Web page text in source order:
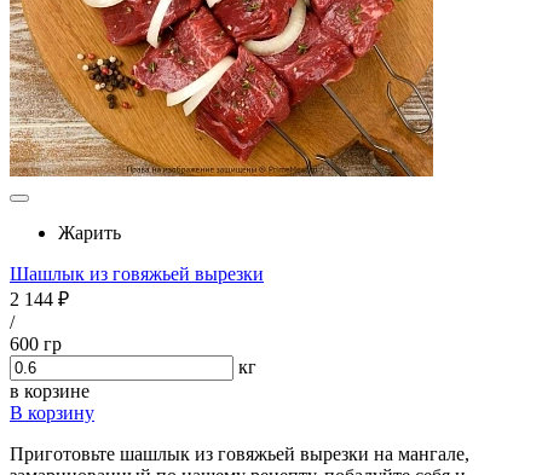
Жарить
Шашлык из говяжьей вырезки
2 144 ₽
/
600 гр
кг
в корзине
В корзину
Приготовьте шашлык из говяжьей вырезки на мангале,